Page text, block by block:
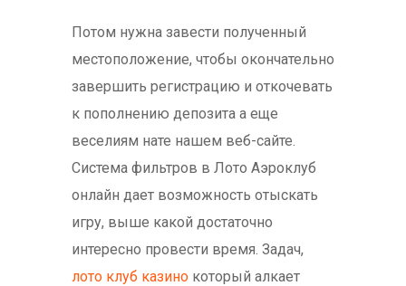
Потом нужна завести полученный
местоположение, чтобы окончательно
завершить регистрацию и откочевать
к пополнению депозита а еще
веселиям нате нашем веб-сайте.
Система фильтров в Лото Аэроклуб
онлайн дает возможность отыскать
игру, выше какой достаточно
интересно провести время. Задач,
лото клуб казино который алкает